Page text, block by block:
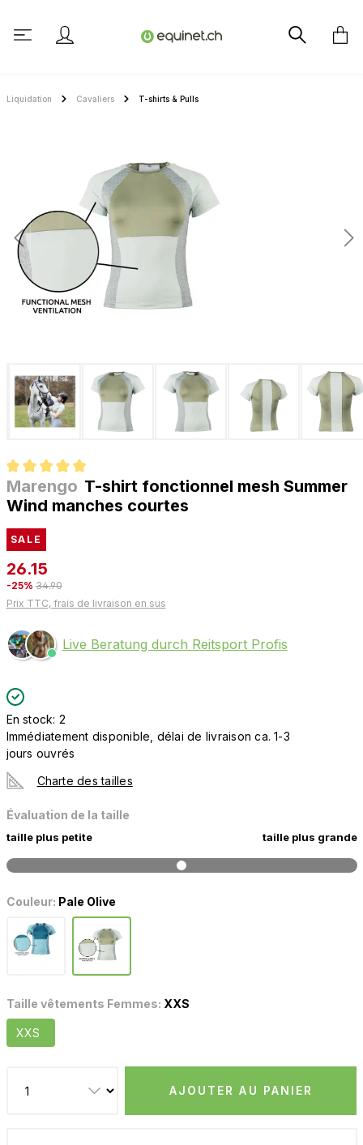
Liquidation Cavaliers T-shirts & Pulls
Note moyenne de 5 sur 5 étoiles
Marengo T-shirt fonctionnel mesh Summer
Wind manches courtes
SALE
26.15
-25% 34.90
Prix TTC, frais de livraison en sus
Live Beratung durch Reitsport Profis
En stock: 2
Immédiatement disponible, délai de livraison ca. 1-3
jours ouvrés
Charte des tailles
Évaluation de la taille
taille plus petite taille plus grande
Couleur: Pale Olive
Taille vêtements Femmes: XXS
XXS
AJOUTER AU PANIER